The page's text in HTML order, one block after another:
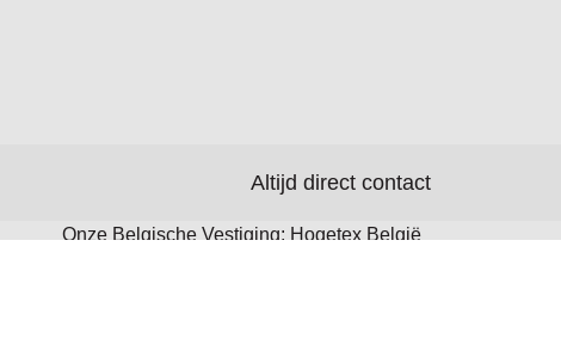
Altijd direct contact
Onze Belgische Vestiging: Hogetex België